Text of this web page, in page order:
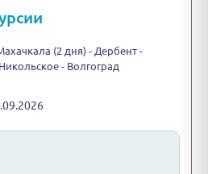
(2 дня) - Дербент -
- Волгоград